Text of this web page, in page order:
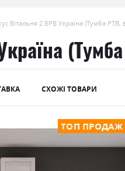
Вітальня 2 БРВ Україна (Тумба РТВ,
СХОЖІ ТОВАРИ
ТОП ПРОДАЖ